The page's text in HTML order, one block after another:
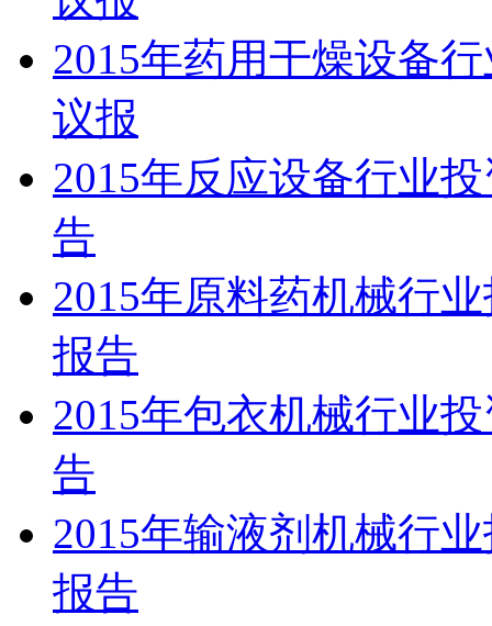
2015年药用干燥设备
议报
2015年反应设备行业
告
2015年原料药机械行
报告
2015年包衣机械行业
告
2015年输液剂机械行
报告